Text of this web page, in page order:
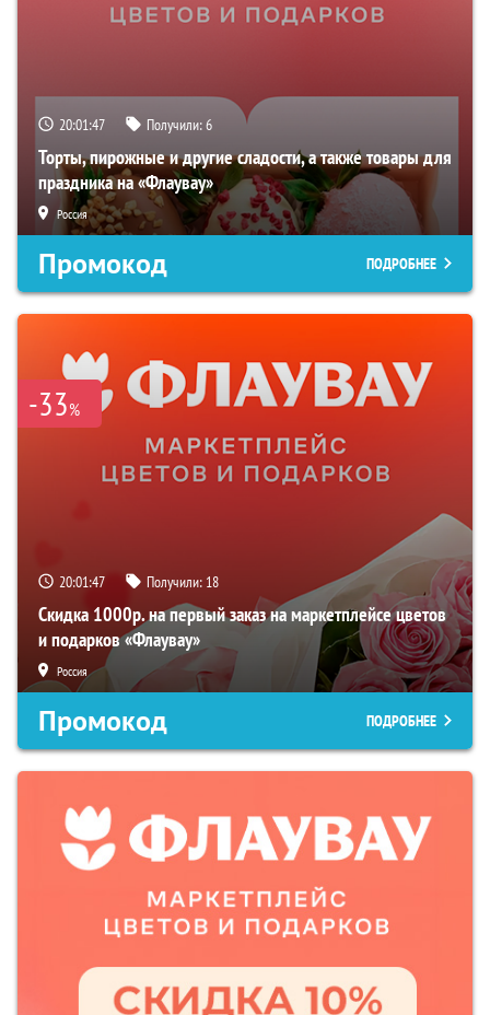
20:01:47 Получили:6
Торты, пирожные и другие сладости, а также товары для
праздника на «Флаувау»
Россия
Промокод ПОДРОБНЕЕ
-33%
20:01:47 Получили: 18
Скидка 1000р. на первый заказ на маркетплейсе цветов
и подарков «Флаувау»
Россия
Промокод ПОДРОБНЕЕ